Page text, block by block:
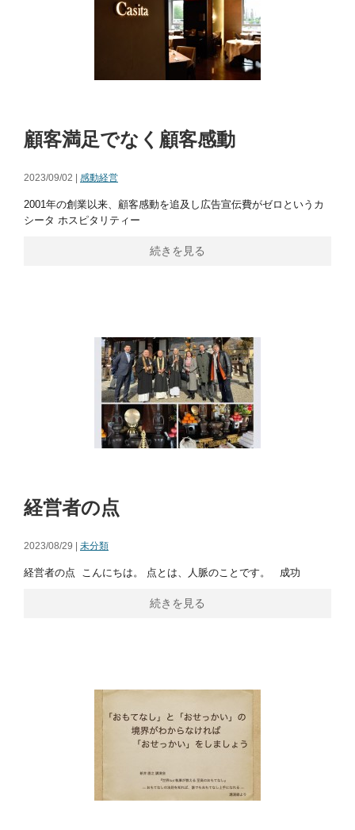
顧客満足でなく顧客感動
2023/09/02 | 感動経営
2001年の創業以来、顧客感動を追及し広告宣伝費がゼロというカ
シータ ホスピタリティー
続きを見る
経営者の点
2023/08/29 | 未分類
経営者の点 こんにちは。 点とは、人脈のことです。 成功
続きを見る